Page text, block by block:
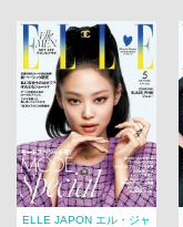
ELLE JAPON エル・ジャ